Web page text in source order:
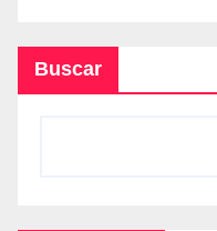
Buscar